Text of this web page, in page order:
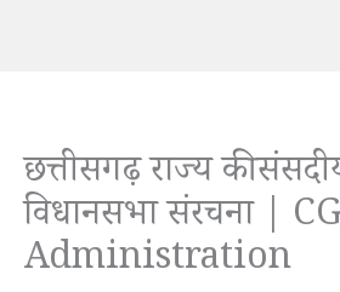
छत्तीसगढ़ राज्य की
विधानसभा संरचना | CG
Administration